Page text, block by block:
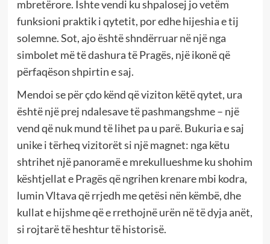
mbretërore. Ishte vendi ku shpalosej jo vetëm
funksioni praktik i qytetit, por edhe hijeshia e tij
solemne. Sot, ajo është shndërruar në një nga
simbolet më të dashura të Pragës, një ikonë që
përfaqëson shpirtin e saj.
Mendoi se për çdo kënd që viziton këtë qytet, ura
është një prej ndalesave të pashmangshme – një
vend që nuk mund të lihet pa u parë. Bukuria e saj
unike i tërheq vizitorët si një magnet: nga këtu
shtrihet një panoramë e mrekullueshme ku shohim
kështjellat e Pragës që ngrihen krenare mbi kodra,
lumin Vltava që rrjedh me qetësi nën këmbë, dhe
kullat e hijshme që e rrethojnë urën në të dyja anët,
si rojtarë të heshtur të historisë.